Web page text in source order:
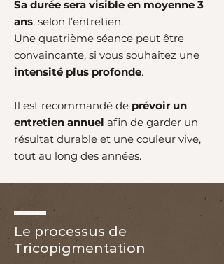
Sa durée sera visible en moyenne 3
ans, selon l’entretien.
Une quatrième séance peut être
convaincante, si vous souhaitez une
intensité plus profonde.
Il est recommandé de prévoir un
entretien annuel afin de garder un
résultat durable et une couleur vive,
tout au long des années.
Le processus de
Tricopigmentation